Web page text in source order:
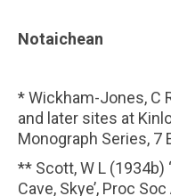
Notaichean
* Wickham-Jones, C
and later sites at
Monograph Series, 7
** Scott, W L (1934b)
Cave, Skye’, Proc